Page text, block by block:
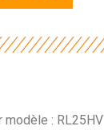
modèle : RL25HV